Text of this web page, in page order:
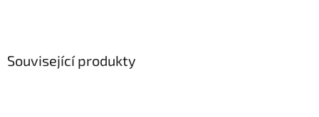
Související produkty